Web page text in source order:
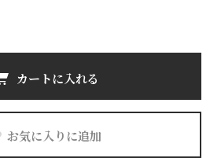
カートに入れる
お気に入りに追加